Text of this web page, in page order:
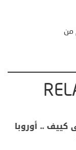
من
اكثر
(